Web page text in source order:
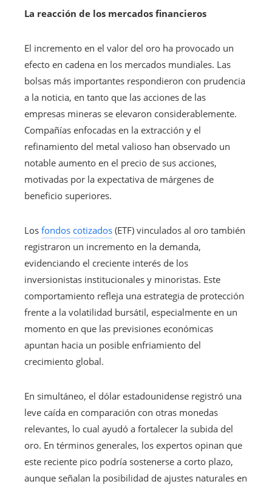
La reacción de los mercados financieros
El incremento en el valor del oro ha provocado un
efecto en cadena en los mercados mundiales. Las
bolsas más importantes respondieron con prudencia
a la noticia, en tanto que las acciones de las
empresas mineras se elevaron considerablemente.
Compañías enfocadas en la extracción y el
refinamiento del metal valioso han observado un
notable aumento en el precio de sus acciones,
motivadas por la expectativa de márgenes de
beneficio superiores.
Los fondos cotizados (ETF) vinculados al oro también
registraron un incremento en la demanda,
evidenciando el creciente interés de los
inversionistas institucionales y minoristas. Este
comportamiento refleja una estrategia de protección
frente a la volatilidad bursátil, especialmente en un
momento en que las previsiones económicas
apuntan hacia un posible enfriamiento del
crecimiento global.
En simultáneo, el dólar estadounidense registró una
leve caída en comparación con otras monedas
relevantes, lo cual ayudó a fortalecer la subida del
oro. En términos generales, los expertos opinan que
este reciente pico podría sostenerse a corto plazo,
aunque señalan la posibilidad de ajustes naturales en